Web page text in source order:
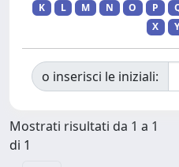
K
L M N O P
X
Y
o inserisci le iniziali:
Mostrati risultati da 1 a 1
di 1